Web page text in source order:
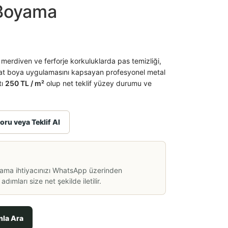
ve ferforje korkuluklarda pas temizliği,
boya uygulamasını kapsayan profesyonel metal
250 TL / m²olup net teklif yüzey durumu ve
veya Teklif Al
ihtiyacınızı WhatsApp üzerinden
size net şekilde iletilir.
Ara